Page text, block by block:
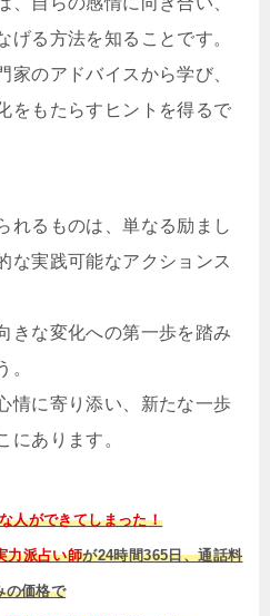
げる方法を知ることです。
家のアドバイスから学び、
をもたらすヒントを得るで
れるものは、単なる励まし
な実践可能なアクションス
きな変化への第一歩を踏み
。
情に寄り添い、新たな一歩
にあります。
人ができてしまった！
力派占い師が24時間365日、通話料
の価格で